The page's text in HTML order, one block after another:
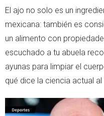
t
t
r
t
s
p
p
El ajo no solo es un
mexicana: también es
un alimento con
escuchado a tu abuela
ayunas para limpiar el
qué dice la ciencia actual